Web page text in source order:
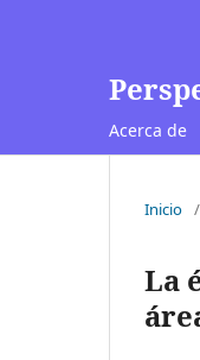
Acerca de
Inicio /
La